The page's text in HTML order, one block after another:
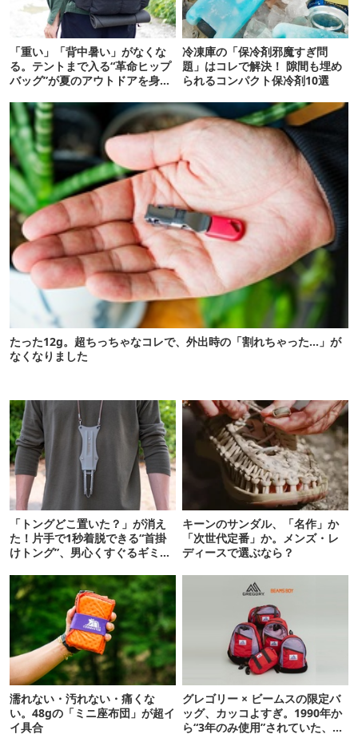
「重い」「背中暑い」がなくな
る。テントまで入る“革命ヒップ
バッグ”が夏のアウトドアを身軽
冷凍庫の「保冷剤邪魔すぎ問
題」はコレで解決！ 隙間も埋め
られるコンパクト保冷剤10選
たった12g。超ちっちゃなコレで、外出時の「割れちゃった…」が
なくなりました
「トングどこ置いた？」が消え
た！片手で1秒着脱できる“首掛
けトング”、男心くすぐるギミッ
キーンのサンダル、「名作」か
「次世代定番」か。メンズ・レ
ディースで選ぶなら？
濡れない・汚れない・痛くな
い。48gの「ミニ座布団」が超イ
イ具合
グレゴリー × ビームスの限定バ
ッグ、カッコよすぎ。1990年か
ら“3年のみ使用”されていた、紫